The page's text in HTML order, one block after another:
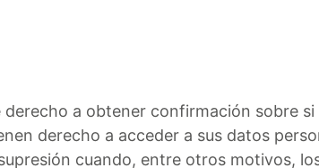
a obtener confirmación sobre
derecho a acceder a sus datos
cuando, entre otros motivos,